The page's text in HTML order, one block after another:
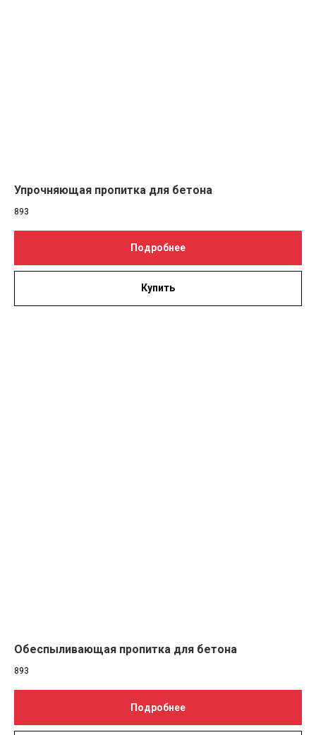
Упрочняющая пропитка для бетона
893
Подробнее
Купить
Обеспыливающая пропитка для бетона
893
Подробнее